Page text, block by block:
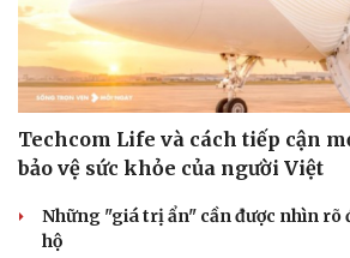
Techcom Life và cách tiếp cận
bảo vệ sức khỏe của người Việt
Những "giá trị ẩn" cần được nhìn rõ
hộ